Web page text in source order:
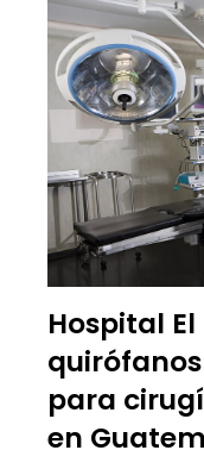
Hospital
para
en